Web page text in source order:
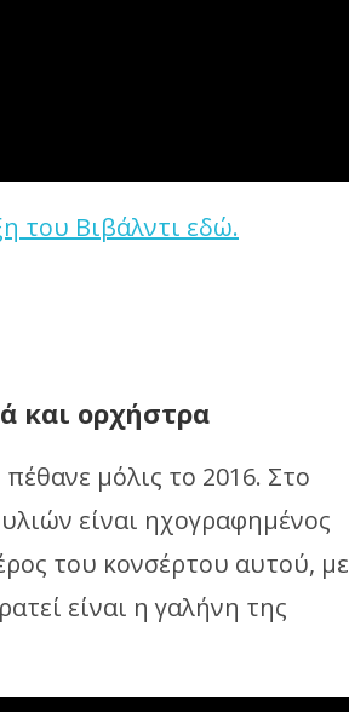
του Βιβάλντι εδώ.
και ορχήστρα
μόλις το 2016. Στο
είναι ηχογραφημένος
του κονσέρτου αυτού, με
είναι η γαλήνη της